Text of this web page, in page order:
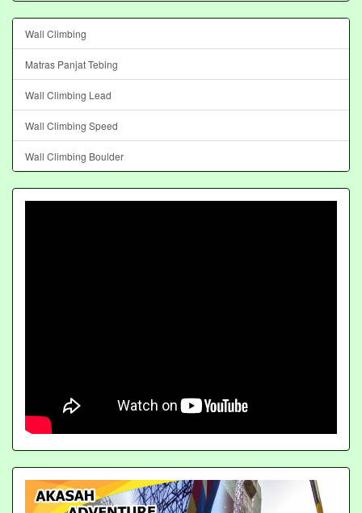
Wall Climbing
Matras Panjat Tebing
Wall Climbing Lead
Wall Climbing Speed
Wall Climbing Boulder